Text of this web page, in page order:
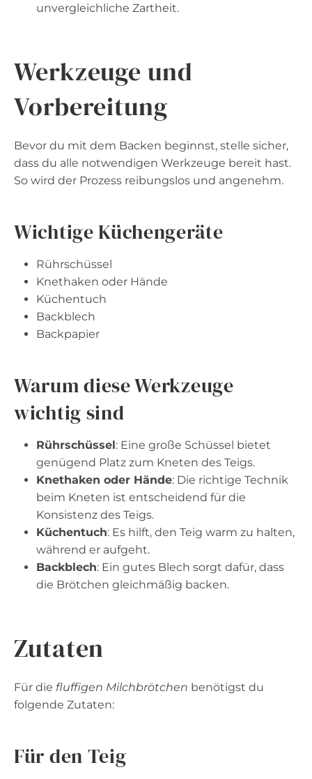
unvergleichliche Zartheit.
Werkzeuge und
Vorbereitung
Bevor du mit dem Backen beginnst, stelle sicher,
dass du alle notwendigen Werkzeuge bereit hast.
So wird der Prozess reibungslos und angenehm.
Wichtige Küchengeräte
Rührschüssel
Knethaken oder Hände
Küchentuch
Backblech
Backpapier
Warum diese Werkzeuge
wichtig sind
Rührschüssel: Eine große Schüssel bietet
genügend Platz zum Kneten des Teigs.
Knethaken oder Hände: Die richtige Technik
beim Kneten ist entscheidend für die
Konsistenz des Teigs.
Küchentuch: Es hilft, den Teig warm zu halten,
während er aufgeht.
Backblech: Ein gutes Blech sorgt dafür, dass
die Brötchen gleichmäßig backen.
Zutaten
Für die fluffigen Milchbrötchen benötigst du
folgende Zutaten:
Für den Teig